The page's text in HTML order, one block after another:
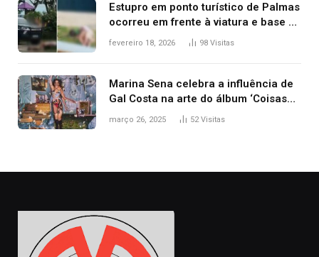
Estupro em ponto turístico de Palmas
ocorreu em frente à viatura e base de
segurança; polícia investiga
fevereiro 18, 2026 98 Visitas
Marina Sena celebra a influência de
Gal Costa na arte do álbum ‘Coisas
naturais’
março 26, 2025 52Visitas